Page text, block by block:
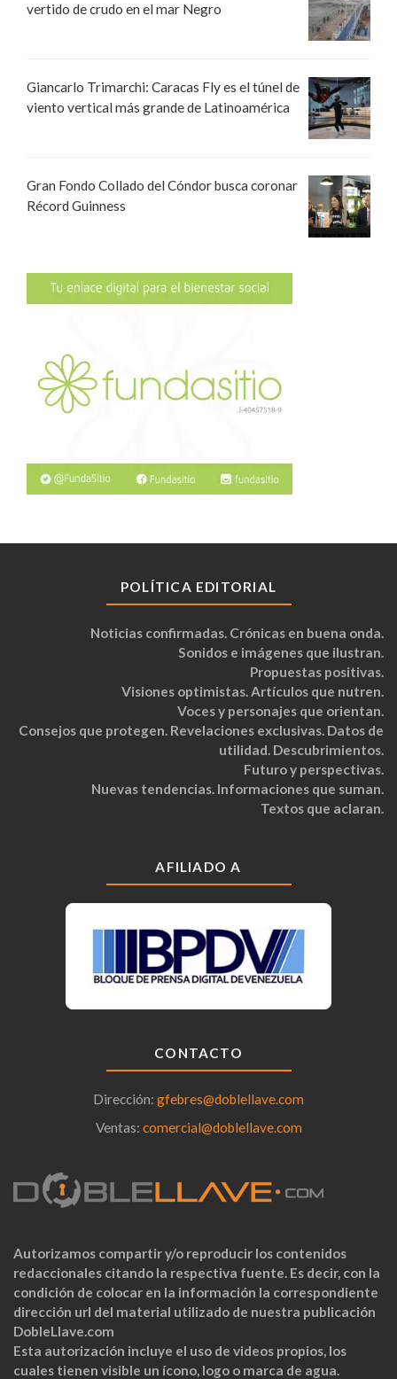
vertido de crudo en el mar Negro
Giancarlo Trimarchi: Caracas Fly es el túnel de
viento vertical más grande de Latinoamérica
Gran Fondo Collado del Cóndor busca coronar
Récord Guinness
POLÍTICA EDITORIAL
Noticias confirmadas. Crónicas en buena onda.
Sonidos e imágenes que ilustran.
Propuestas positivas.
Visiones optimistas. Artículos que nutren.
Voces y personajes que orientan.
Consejos que protegen. Revelaciones exclusivas. Datos de
utilidad. Descubrimientos.
Futuro y perspectivas.
Nuevas tendencias. Informaciones que suman.
Textos que aclaran.
AFILIADO A
CONTACTO
Dirección: gfebres@doblellave.com
Ventas: comercial@doblellave.com
Autorizamos compartir y/o reproducir los contenidos
redaccionales citando la respectiva fuente. Es decir, con la
condición de colocar en la información la correspondiente
dirección url del material utilizado de nuestra publicación
DobleLlave.com
Esta autorización incluye el uso de videos propios, los
cuales tienen visible un ícono, logo o marca de agua.